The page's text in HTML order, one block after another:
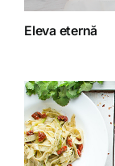
Fitoterapie
Homeopatie
Eleva eternă